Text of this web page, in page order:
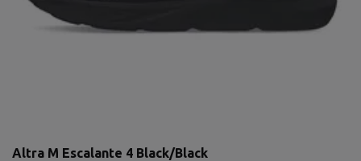
Altra M Escalante 4 Black/Black